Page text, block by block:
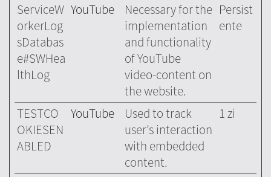
ServiceW
orkerLog
sDatabas
e#SWHea
lthLog
YouTube
Necessary for the
implementation
and functionality
of YouTube
video-content on
the website.
Persist
ente
TESTCO
OKIESEN
ABLED
YouTube
Used to track
user’s interaction
with embedded
content.
1 zi